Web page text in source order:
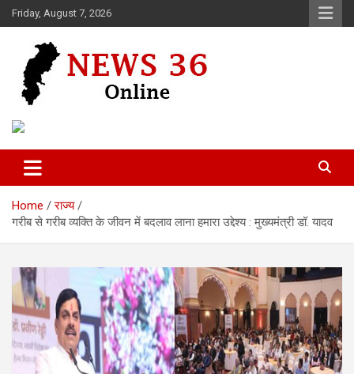
Skip
to
Friday, August 7, 2026
News 36
Home
राज्य
गरीब से गरीब व्यक्ति के जीवन में बदलाव लाना हमारा उद्देश्य : मुख्यमंत्री डॉ. यादव